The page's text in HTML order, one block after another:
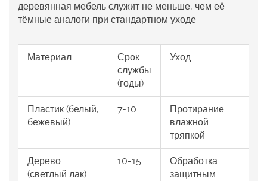
деревянная мебель служит не меньше, чем её
тёмные аналоги при стандартном уходе:
Материал
Срок
службы
(годы)
Уход
Пластик (белый,
бежевый)
7-10
Протирание
влажной
тряпкой
Дерево
(светлый лак)
10-15
Обработка
защитным